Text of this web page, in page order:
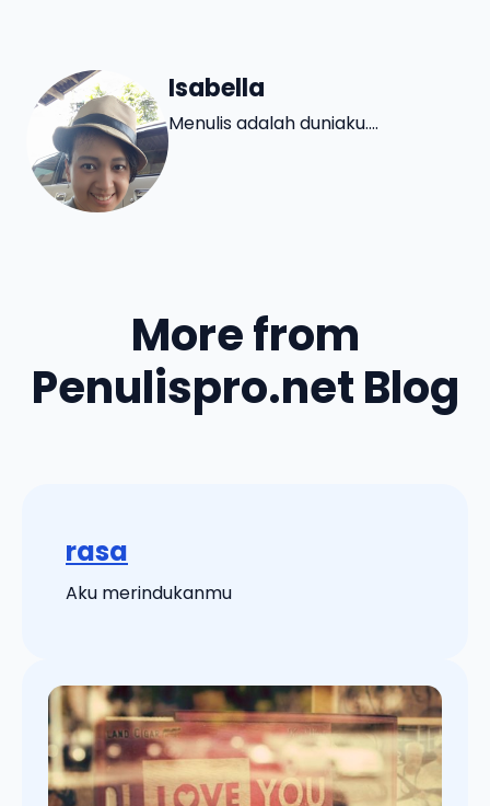
Isabella
Menulis adalah duniaku....
More from
Penulispro.net Blog
rasa
Aku merindukanmu